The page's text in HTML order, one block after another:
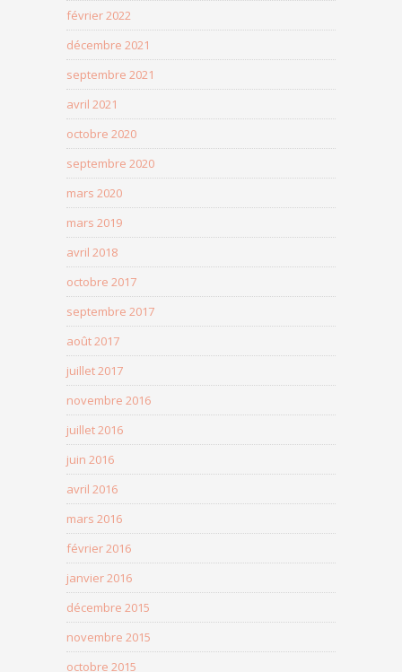
février 2022
décembre 2021
septembre 2021
avril 2021
octobre 2020
septembre 2020
mars 2020
mars 2019
avril 2018
octobre 2017
septembre 2017
août 2017
juillet 2017
novembre 2016
juillet 2016
juin 2016
avril 2016
mars 2016
février 2016
janvier 2016
décembre 2015
novembre 2015
octobre 2015